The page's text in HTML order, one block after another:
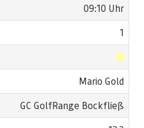
09:10 Uhr
1
Mario Gold
GC GolfRange Bockfließ